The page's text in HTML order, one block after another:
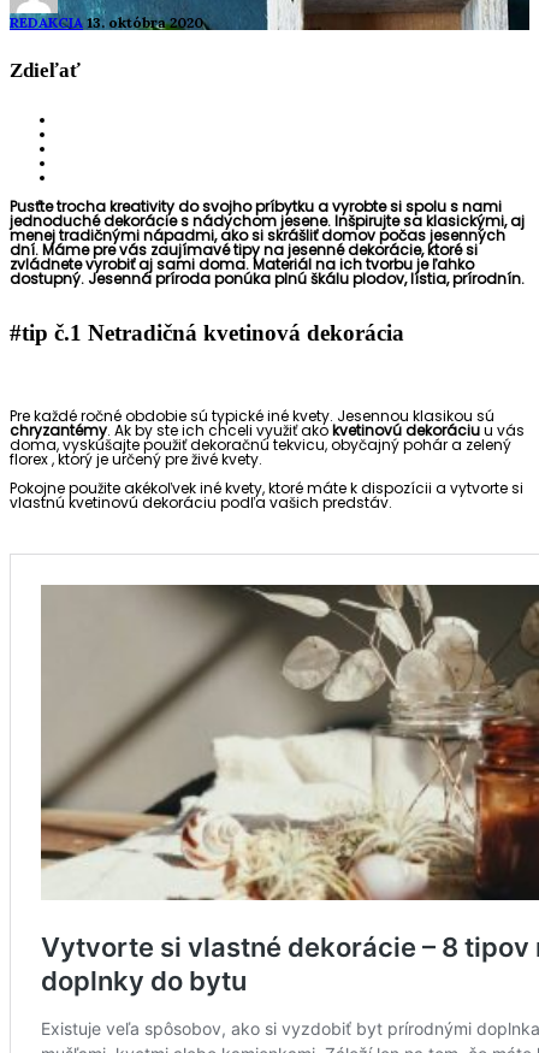
REDAKCIA 13. októbra 2020
Zdieľať
Pusťte trocha kreativity do svojho príbytku a vyrobte si spolu s nami
jednoduché dekorácies nádychom jesene.Inšpirujte sa klasickými, aj
menej tradičnými nápadmi, ako si skrášliť domov počas jesenných
dní. Máme pre vás zaujímavé tipy na jesenné dekorácie,ktoré si
zvládnete vyrobiť aj sami doma.Materiál na ich tvorbu jeľahko
dostupný. Jesenná príroda ponúka plnú škáluplodov, lístia, prírodnín.
#tip č.1 Netradičná kvetinová dekorácia
Pre každé ročné obdobie sú typické iné kvety. Jesennou klasikou sú
chryzantémy. Ak by ste ich chceli využiť akokvetinovú dekoráciuu vás
doma, vyskúšajte použiť dekoračnú tekvicu, obyčajný pohár a zelený
florex ,ktorý je určený pre živé kvety.
Pokojnepoužite akékoľvek iné kvety, ktoré máte k dispozícii a vytvorte si
vlastnú kvetinovú dekoráciu podľa vašich predstáv.